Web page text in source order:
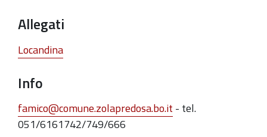
Allegati
Locandina
Info
famico@comune.zolapredosa.bo.it - tel.
051/6161742/749/666